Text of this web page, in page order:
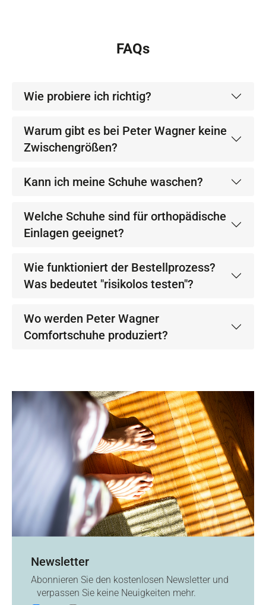
FAQs
Wie probiere ich richtig?
Warum gibt es bei Peter Wagner keine
Zwischengrößen?
Kann ich meine Schuhe waschen?
Welche Schuhe sind für orthopädische
Einlagen geeignet?
Wie funktioniert der Bestellprozess?
Was bedeutet "risikolos testen"?
Wo werden Peter Wagner
Comfortschuhe produziert?
Newsletter
Abonnieren Sie den kostenlosen Newsletter und
verpassen Sie keine Neuigkeiten mehr.